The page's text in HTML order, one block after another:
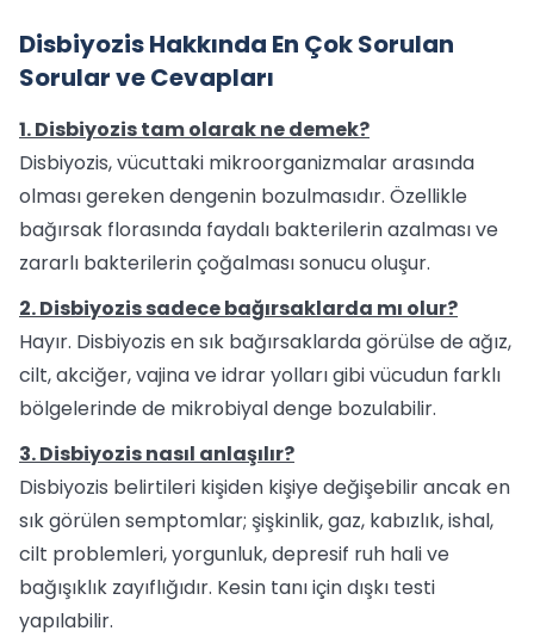
Disbiyozis Hakkında En Çok Sorulan
Sorular ve Cevapları
1. Disbiyozis tam olarak ne demek?
Disbiyozis, vücuttaki mikroorganizmalar arasında
olması gereken dengenin bozulmasıdır. Özellikle
bağırsak florasında faydalı bakterilerin azalması ve
zararlı bakterilerin çoğalması sonucu oluşur.
2. Disbiyozis sadece bağırsaklarda mı olur?
Hayır. Disbiyozis en sık bağırsaklarda görülse de ağız,
cilt, akciğer, vajina ve idrar yolları gibi vücudun farklı
bölgelerinde de mikrobiyal denge bozulabilir.
3. Disbiyozis nasıl anlaşılır?
Disbiyozis belirtileri kişiden kişiye değişebilir ancak en
sık görülen semptomlar; şişkinlik, gaz, kabızlık, ishal,
cilt problemleri, yorgunluk, depresif ruh hali ve
bağışıklık zayıflığıdır. Kesin tanı için dışkı testi
yapılabilir.